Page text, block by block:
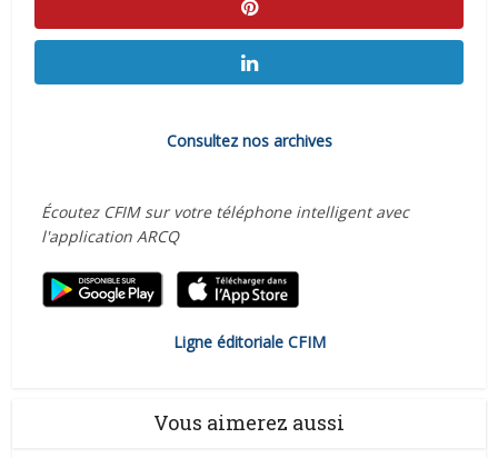
Consultez nos archives
Écoutez CFIM sur votre téléphone intelligent avec
l'application ARCQ
Ligne éditoriale CFIM
Vous aimerez aussi